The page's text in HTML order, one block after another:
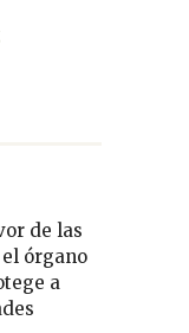
de las
órgano
a